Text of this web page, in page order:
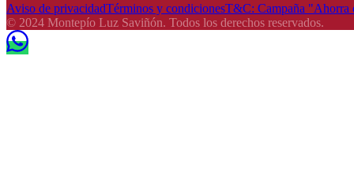
Aviso de privacidadTérminos y condicionesT&C: Campaña "Ahorra
© 2024 Montepío Luz Saviñón. Todos los derechos reservados.